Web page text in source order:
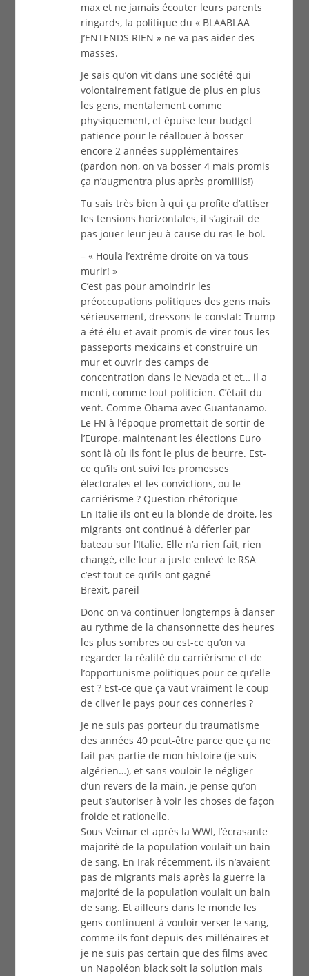
max et ne jamais écouter leurs parents
ringards, la politique du « BLAABLAA
J’ENTENDS RIEN » ne va pas aider des
masses.
Je sais qu’on vit dans une société qui
volontairement fatigue de plus en plus
les gens, mentalement comme
physiquement, et épuise leur budget
patience pour le réallouer à bosser
encore 2 années supplémentaires
(pardon non, on va bosser 4 mais promis
ça n’augmentra plus après promiiiis!)
Tu sais très bien à qui ça profite d’attiser
les tensions horizontales, il s’agirait de
pas jouer leur jeu à cause du ras-le-bol.
– « Houla l’extrême droite on va tous
murir! »
C’est pas pour amoindrir les
préoccupations politiques des gens mais
sérieusement, dressons le constat: Trump
a été élu et avait promis de virer tous les
passeports mexicains et construire un
mur et ouvrir des camps de
concentration dans le Nevada et et… il a
menti, comme tout politicien. C’était du
vent. Comme Obama avec Guantanamo.
Le FN à l’époque promettait de sortir de
l’Europe, maintenant les élections Euro
sont là où ils font le plus de beurre. Est-
ce qu’ils ont suivi les promesses
électorales et les convictions, ou le
carriérisme ? Question rhétorique
En Italie ils ont eu la blonde de droite, les
migrants ont continué à déferler par
bateau sur l’Italie. Elle n’a rien fait, rien
changé, elle leur a juste enlevé le RSA
c’est tout ce qu’ils ont gagné
Brexit, pareil
Donc on va continuer longtemps à danser
au rythme de la chansonnette des heures
les plus sombres ou est-ce qu’on va
regarder la réalité du carriérisme et de
l’opportunisme politiques pour ce qu’elle
est ? Est-ce que ça vaut vraiment le coup
de cliver le pays pour ces conneries ?
Je ne suis pas porteur du traumatisme
des années 40 peut-être parce que ça ne
fait pas partie de mon histoire (je suis
algérien…), et sans vouloir le négliger
d’un revers de la main, je pense qu’on
peut s’autoriser à voir les choses de façon
froide et rationelle.
Sous Veimar et après la WWI, l’écrasante
majorité de la population voulait un bain
de sang. En Irak récemment, ils n’avaient
pas de migrants mais après la guerre la
majorité de la population voulait un bain
de sang. Et ailleurs dans le monde les
gens continuent à vouloir verser le sang,
comme ils font depuis des millénaires et
je ne suis pas certain que des films avec
un Napoléon black soit la solution mais